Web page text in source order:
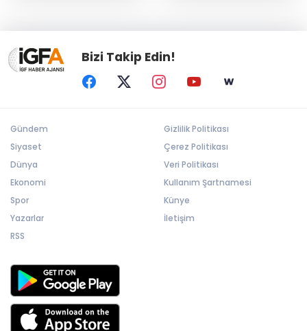
Bizi Takip Edin!
Gündem
Siyaset
Dünya
Ekonomi
Spor
Yazarlar
RSS
Gizlilik Politikası
Çerez Politikası
Veri Politikası
Kullanım Şartnamesi
Künye
İletişim